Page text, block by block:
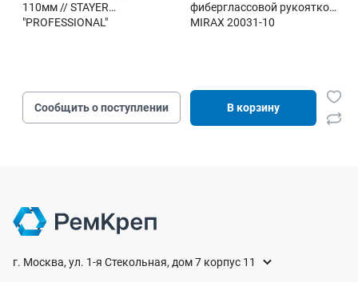
110мм // STAYER
"PROFESSIONAL"
Сообщить о поступлении
фиберглассовой рукояткой,
MIRAX 20031-10
В корзину
г. Москва, ул. 1-я Стекольная, дом 7 корпус 11